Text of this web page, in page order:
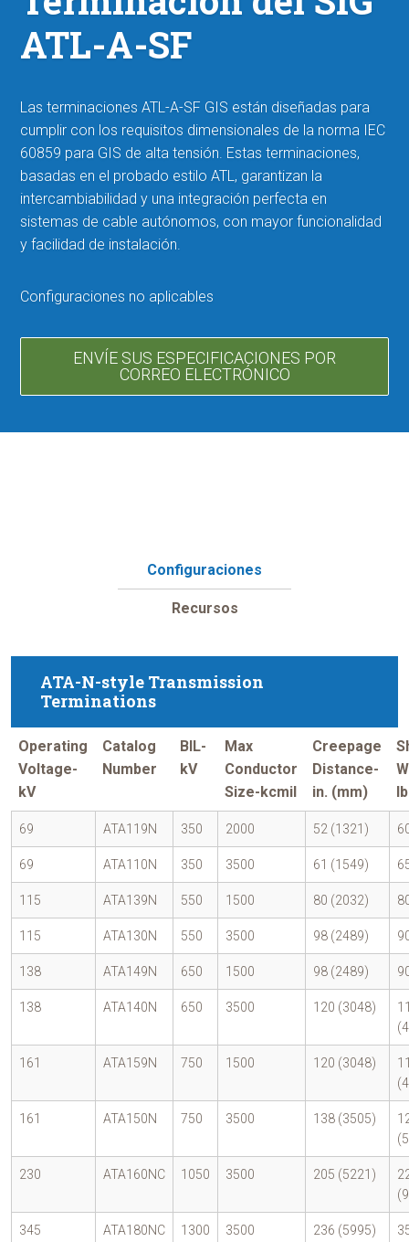
ATL-A-SF
Las terminaciones ATL-A-SF GIS están diseñadas para
cumplir con los requisitos dimensionales de la norma IEC
60859 para GIS de alta tensión. Estas terminaciones,
basadas en el probado estilo ATL, garantizan la
intercambiabilidad y una integración perfecta en
sistemas de cable autónomos, con mayor funcionalidad
y facilidad de instalación.
Configuraciones no aplicables
ENVÍE SUS ESPECIFICACIONES POR
CORREO ELECTRÓNICO
Configuraciones
Recursos
ATA-N-style Transmission
Terminations
Operating
Voltage-
kV
Catalog
Number
BIL-
kV
Max
Conductor
Size-kcmil
Creepage
Distance-
in. (mm)
69 ATA119N 350 2000 52 (1321)
69 ATA110N 350 3500 61 (1549)
115 ATA139N 550 1500 80 (2032)
115 ATA130N 550 3500 98 (2489)
138 ATA149N 650 1500 98 (2489)
138 ATA140N 650 3500 120 (3048)
161 ATA159N 750 1500 120 (3048)
161 ATA150N 750 3500 138 (3505)
230 ATA160NC 1050 3500 205 (5221)
345 ATA180NC 1300 3500 236 (5995)